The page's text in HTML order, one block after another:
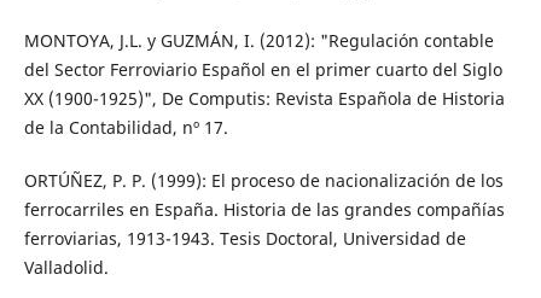
MONTOYA, J.L. y GUZMÁN, I. (2012): "Regulación contable
del Sector Ferroviario Español en el primer cuarto del Siglo
XX (1900-1925)", De Computis: Revista Española de Historia
de la Contabilidad, nº 17.
ORTÚÑEZ, P. P. (1999): El proceso de nacionalización de los
ferrocarriles en España. Historia de las grandes compañías
ferroviarias, 1913-1943. Tesis Doctoral, Universidad de
Valladolid.